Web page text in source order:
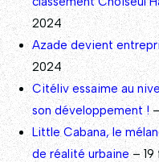
2024
Azade devient
2024
Citéliv essaime au
son développement !
Little Cabana, le
de réalité urbaine– 19